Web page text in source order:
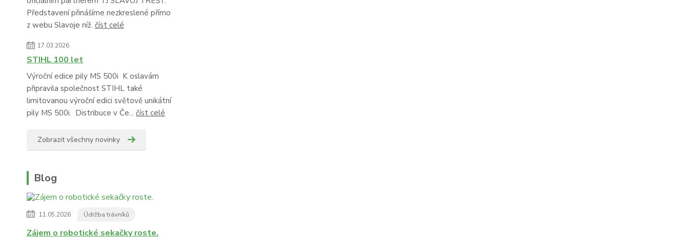
Představení přinášíme nezkreslené přímo
z webu Slavoje níž. číst celé
17.03.2026
STIHL 100 let
Výroční edice pily MS 500i K oslavám
připravila společnost STIHL také
limitovanou výroční edici světově unikátní
pily MS 500i. Distribuce v Če... číst celé
Zobrazit všechny novinky
Blog
11.05.2026 Údržba trávníků
Zájem o robotické sekačky roste.